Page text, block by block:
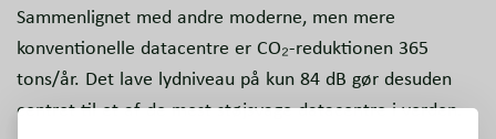
Sammenlignet med andre moderne, men mere
konventionelle datacentre er CO₂-reduktionen 365
tons/år. Det lave lydniveau på kun 84 dB gør desuden
centret til et af de mest støjsvage datacentre i verden.